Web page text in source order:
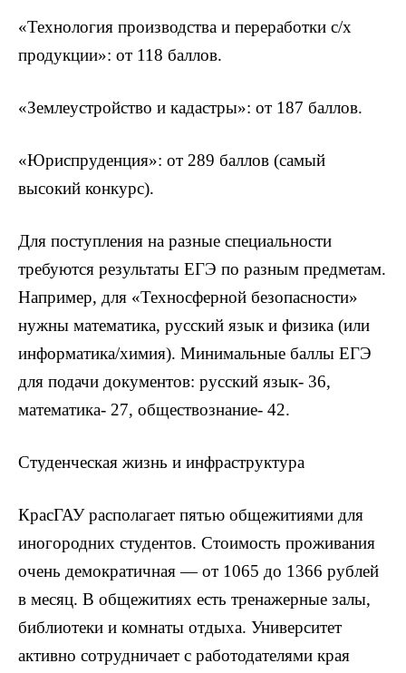
«Технология производства и переработки с/х
продукции»: от 118 баллов.
«Землеустройство и кадастры»: от 187 баллов.
«Юриспруденция»: от 289 баллов (самый
высокий конкурс).
Для поступления на разные специальности
требуются результаты ЕГЭ по разным предметам.
Например, для «Техносферной безопасности»
нужны математика, русский язык и физика (или
информатика/химия). Минимальные баллы ЕГЭ
для подачи документов: русский язык- 36,
математика- 27, обществознание- 42.
Студенческая жизнь и инфраструктура
КрасГАУ располагает пятью общежитиями для
иногородних студентов. Стоимость проживания
очень демократичная — от 1065 до 1366 рублей
в месяц. В общежитиях есть тренажерные залы,
библиотеки и комнаты отдыха. Университет
активно сотрудничает с работодателями края